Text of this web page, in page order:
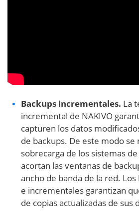
Backups incrementales. La
incremental de NAKIVO
capturen los datos
de backups. De este modo se
sobrecarga de los sistemas
acortan las ventanas de
ancho de banda de la red.
e incrementales garantizan
de copias actualizadas de sus